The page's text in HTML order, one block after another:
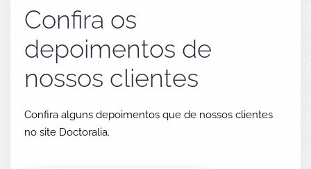
Confira os
depoimentos de
nossos clientes
Confira alguns depoimentos que de nossos clientes
no site Doctoralia.